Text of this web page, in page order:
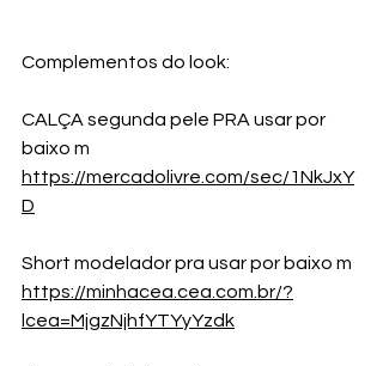
Complementos do look:
CALÇA segunda pele PRA usar por
baixo m
https://mercadolivre.com/sec/1NkJxY
D
Short modelador pra usar por baixo m
https://minhacea.cea.com.br/?
lcea=MjgzNjhfYTYyYzdk